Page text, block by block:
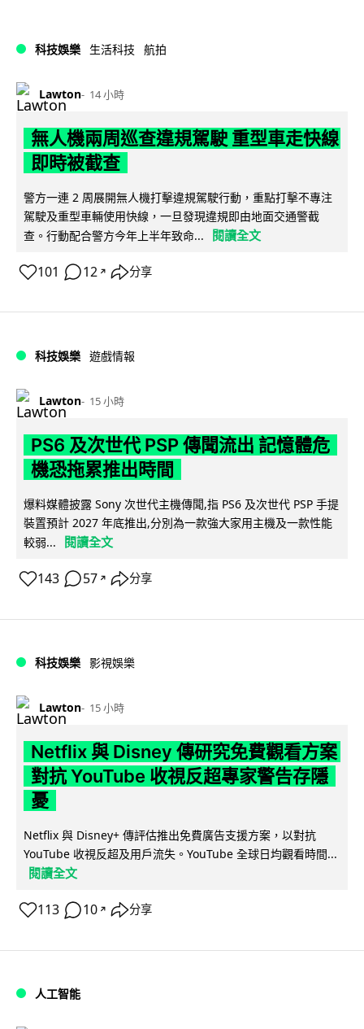
科技娛樂 生活科技 航拍
Lawton 14 小時
無人機兩周巡查違規駕駛 重型車走快線
即時被截查
警方一連 2 周展開無人機打擊違規駕駛行動，重點打擊不專注
駕駛及重型車輛使用快線，一旦發現違規即由地面交通警截
查。行動配合警方今年上半年致命...
閱讀全文
101 12 ↗ 分享
科技娛樂 遊戲情報
Lawton 15 小時
PS6 及次世代 PSP 傳聞流出 記憶體危
機恐拖累推出時間
爆料媒體披露 Sony 次世代主機傳聞,指 PS6 及次世代 PSP 手提
裝置預計 2027 年底推出,分別為一款強大家用主機及一款性能
較弱...
閱讀全文
143 57 ↗ 分享
科技娛樂 影視娛樂
Lawton 15 小時
Netflix 與 Disney 傳研究免費觀看方案
對抗 YouTube 收視反超專家警告存隱
憂
Netflix 與 Disney+ 傳評估推出免費廣告支援方案，以對抗
YouTube 收視反超及用戶流失。YouTube 全球日均觀看時間...
閱讀全文
113 10 ↗ 分享
人工智能